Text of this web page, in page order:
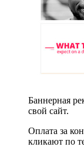
Баннерная
свой сайт.
Оплата за
кликают по